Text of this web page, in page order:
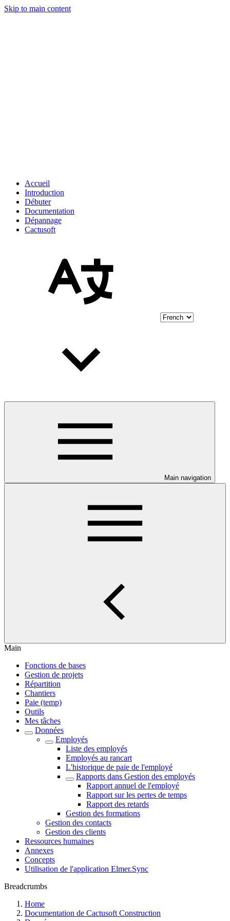
Skip to main content
Accueil
Introduction
Débuter
Documentation
Dépannage
Cactusoft
Main navigation
Main
Fonctions de bases
Gestion de projets
Répartition
Chantiers
Paie (temp)
Outils
Mes tâches
Données
Employés
Liste des employés
Employés au rancart
L'historique de paie de l'employé
Rapports dans Gestion des employés
Rapport annuel de l'employé
Rapport sur les pertes de temps
Rapport des retards
Gestion des formations
Gestion des contacts
Gestion des clients
Ressources humaines
Annexes
Concepts
Utilisation de l'application Elmer.Sync
Breadcrumbs
Home
Documentation de Cactusoft Construction